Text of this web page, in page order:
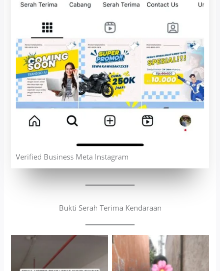
Verified Business Meta Instagram
Bukti Serah Terima Kendaraan